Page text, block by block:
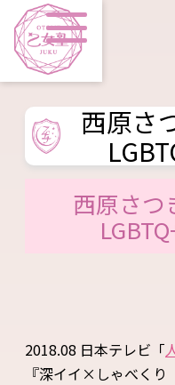
西原さ
西原さつ
2018.08 日本テレビ「
『深イイ×しゃべく